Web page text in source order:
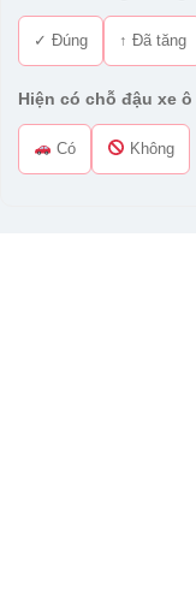
✓ Đúng ↑ Đã tăng
Hiện có chỗ đậu xe
Có Không